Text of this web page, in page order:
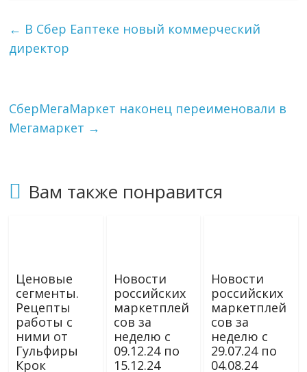
g
r
a
k
l
i
k
i
в
← В Сбер Еаптеке новый коммерческий
директор
СберМегаМаркет наконец переименовали в
Мегамаркет →
Вам также понравится
Ценовые
сегменты.
Рецепты
работы с
ними от
Гульфиры
Крок
Новости
российских
маркетплей
сов за
неделю с
09.12.24 по
15.12.24
Новости
российских
маркетплей
сов за
неделю с
29.07.24 по
04.08.24